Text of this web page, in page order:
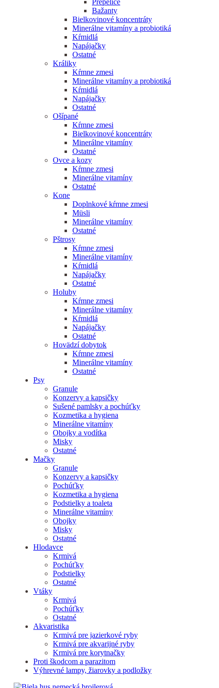
Bažanty
Bielkovinové koncentráty
Minerálne vitamíny a probiotiká
Kŕmidlá
Napájačky
Ostatné
Králiky
Kŕmne zmesi
Minerálne vitamíny a probiotiká
Kŕmidlá
Napájačky
Ostatné
Ošípané
Kŕmne zmesi
Bielkovinové koncentráty
Minerálne vitamíny
Ostatné
Ovce a kozy
Kŕmne zmesi
Minerálne vitamíny
Ostatné
Kone
Doplnkové kŕmne zmesi
Müsli
Minerálne vitamíny
Ostatné
Pštrosy
Kŕmne zmesi
Minerálne vitamíny
Kŕmidlá
Napájačky
Ostatné
Holuby
Kŕmne zmesi
Minerálne vitamíny
Kŕmidlá
Napájačky
Ostatné
Hovädzí dobytok
Kŕmne zmesi
Minerálne vitamíny
Ostatné
Psy
Granule
Konzervy a kapsičky
Sušené pamlsky a pochúťky
Kozmetika a hygiena
Minerálne vitamíny
Obojky a vodítka
Misky
Ostatné
Mačky
Granule
Konzervy a kapsičky
Pochúťky
Kozmetika a hygiena
Podstielky a toaleta
Minerálne vitamíny
Obojky
Misky
Ostatné
Hlodavce
Krmivá
Pochúťky
Podstielky
Ostatné
Vtáky
Krmivá
Pochúťky
Ostatné
Akvaristika
Krmivá pre jazierkové ryby
Krmivá pre akvarijné ryby
Krmivá pre korytnačky
Proti škodcom a parazitom
Výhrevné lampy, žiarovky a podložky